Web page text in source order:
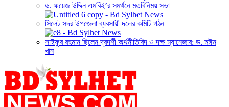
ড. ফয়েজ উদ্দিন এমবিই’র সমর্থনে মতবিনিময় সভা
সিলেট সদর উপজেলা ব্যবসায়ী দলের কমিটি গঠন
সাইফুর রহমান ছিলেন দূরদর্শী অর্থনীতিবিদ ও দক্ষ ম্যানেজার: ড. মঈন
খান